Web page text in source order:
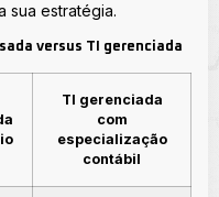
sua estratégia.
versus TI gerenciada
TI gerenciada
com
especialização
contábil